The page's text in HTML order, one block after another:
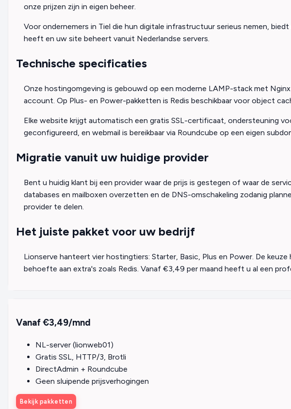
onze prijzen zijn in eigen beheer.
Voor ondernemers in Tiel die hun digitale infrastructuur serieus nemen,
heeft en uw site beheert vanuit Nederlandse servers.
Technische specificaties
Onze hostingomgeving is gebouwd op een moderne LAMP-stack met
account. Op Plus- en Power-pakketten is Redis beschikbaar voor object
Elke website krijgt automatisch een gratis SSL-certificaat, ondersteuning
geconfigureerd, en webmail is bereikbaar via Roundcube op een eigen
Migratie vanuit uw huidige provider
Bent u huidig klant bij een provider waar de prijs is gestegen of waar de
databases en mailboxen overzetten en de DNS-omschakeling zodanig
provider te delen.
Het juiste pakket voor uw bedrijf
Lionserve hanteert vier hostingtiers: Starter, Basic, Plus en Power. De
behoefte aan extra's zoals Redis. Vanaf €3,49 per maand heeft u al een
Vanaf €3,49/mnd
NL-server (lionweb01)
Gratis SSL, HTTP/3, Brotli
DirectAdmin + Roundcube
Geen sluipende prijsverhogingen
Bekijk pakketten